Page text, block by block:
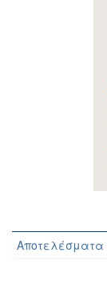
Αποτελέσματα